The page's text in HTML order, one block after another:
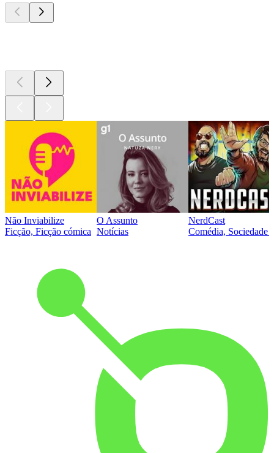
Não Inviabilize
Ficção, Ficção cómica
O Assunto
Notícias
NerdCast
Comédia, Sociedade